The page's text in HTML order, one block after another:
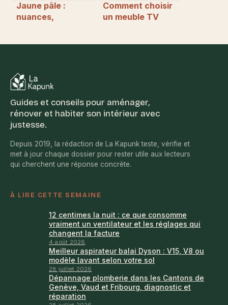
Jaune pâle :
nuances,
Comment choisir
un meuble TV
Guides et conseils pour aménager,
rénover et habiter son intérieur avec
justesse.
Depuis 2019, la rédaction de La Kapunk teste, vérifie et
met à jour chaque dossier pour rester utile aux lecteurs
qui cherchent une réponse concrète.
À LIRE CETTE SEMAINE
12 centimes la nuit : ce que consomme
vraiment un ventilateur et les réglages qui
changent la facture
4 août 2026
Meilleur aspirateur balai Dyson : V15, V8 ou
modèle lavant selon votre sol
28 juillet 2026
Dépannage plomberie dans les Cantons de
Genève, Vaud et Fribourg, diagnostic et
réparation